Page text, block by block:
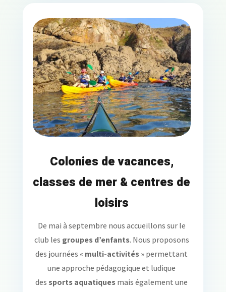
Colonies de vacances,
classes de mer & centres de
loisirs
De mai à septembre nous accueillons sur le
club les groupes d’enfants. Nous proposons
des journées « multi-activités» permettant
une approche pédagogique et ludique
des sports aquatiquesmais également une